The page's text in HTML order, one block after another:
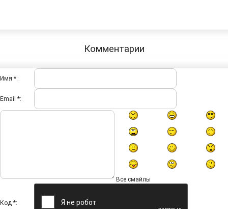
Комментарии
Имя *:
Email *:
Все смайлы
Код *: